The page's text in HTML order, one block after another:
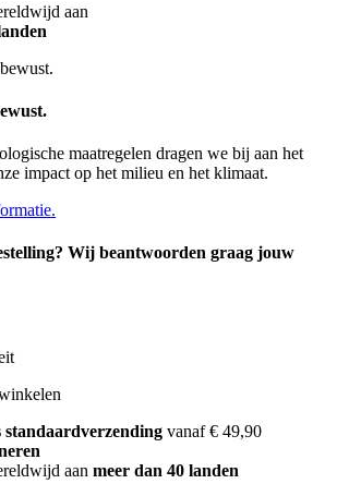
aan
maatregelen dragen we bij aan het
impact op het milieu en het klimaat.
Wij beantwoorden graag jouw
standaardverzending vanaf € 49,90
aan meer dan 40 landen